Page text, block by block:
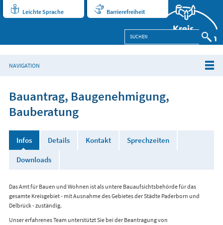
Leichte Sprache Barrierefreiheit
NAVIGATION
Bauantrag, Baugenehmigung,
Bauberatung
Infos Details Kontakt Sprechzeiten
Downloads
Das Amt für Bauen und Wohnen ist als untere Bauaufsichtsbehörde für das
gesamte Kreisgebiet - mit Ausnahme des Gebietes der Städte Paderborn und
Delbrück - zuständig.
Unser erfahrenes Team unterstützt Sie bei der Beantragung von